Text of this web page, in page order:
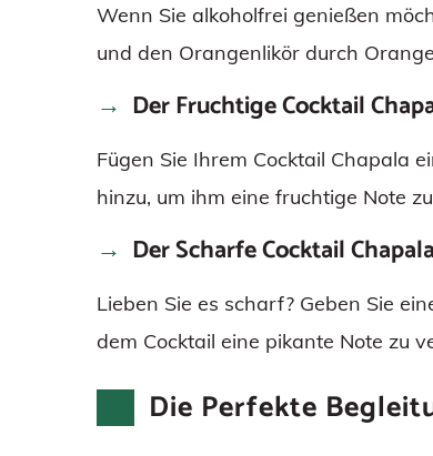
Wenn Sie alkoholfrei genießen
und den Orangenlikör durch
Der Fruchtige Cocktail
Fügen Sie Ihrem Cocktail Chapala
hinzu, um ihm eine fruchtige Note
Der Scharfe Cocktail Chapala
Lieben Sie es scharf? Geben Sie
dem Cocktail eine pikante Note zu
Die Perfekte